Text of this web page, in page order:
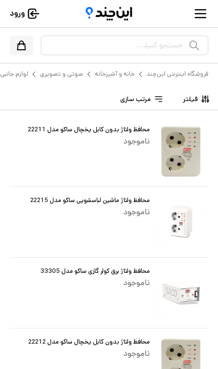
ورود
جستجو کنید...
فروشگاه اینترنتی این‌چند خانه و آشپزخانه صوتی و تصویری لوازم
فیلتر مرتب سازی
محافظ ولتاژ بدون کابل یخچال ساکو مدل 22211
ناموجود
محافظ ولتاژ ماشین لباسشویی ساکو مدل 22215
ناموجود
محافظ ولتاژ برق کولر گازی ساکو مدل 33305
ناموجود
محافظ ولتاژ بدون کابل یخچال ساکو مدل 22212
ناموجود